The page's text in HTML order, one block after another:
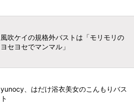
風吹ケイの規格外バストは「モリモリの
ヨセヨセでマンマル」
yunocy、はだけ浴衣美女のこんもりバス
ト